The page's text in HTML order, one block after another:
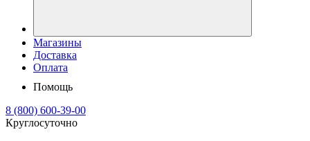
Магазины
Доставка
Оплата
Помощь
8 (800) 600-39-00
Круглосуточно